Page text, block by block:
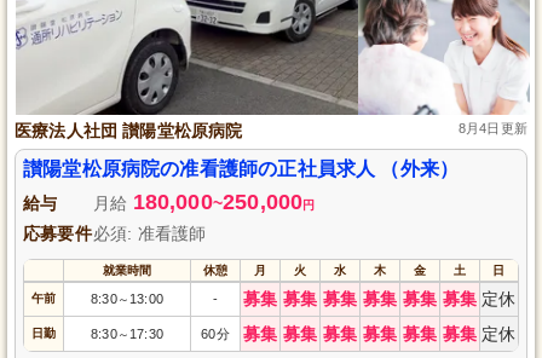
医療法人社団 讃陽堂松原病院 8月4日更新
讃陽堂松原病院の准看護師の正社員求人 （外来）
給与 月給 180,000~250,000円
応募要件必須: 准看護師
就業時間 休憩 月 火 水 木 金 土 日
午前 8:30～ 13:00 - 募集 募集 募集 募集 募集 募集 定休
日勤 8:30～ 17:30 60分 募集 募集 募集 募集 募集 募集 定休